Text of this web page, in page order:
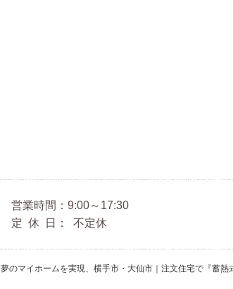
営業時間
9:00～17:30
定休日
不定休
夢のマイホームを実現、 横手市・大仙市｜注文住宅で『蓄熱